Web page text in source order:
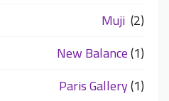
Muji (2)
New Balance(1)
Paris Gallery(1)